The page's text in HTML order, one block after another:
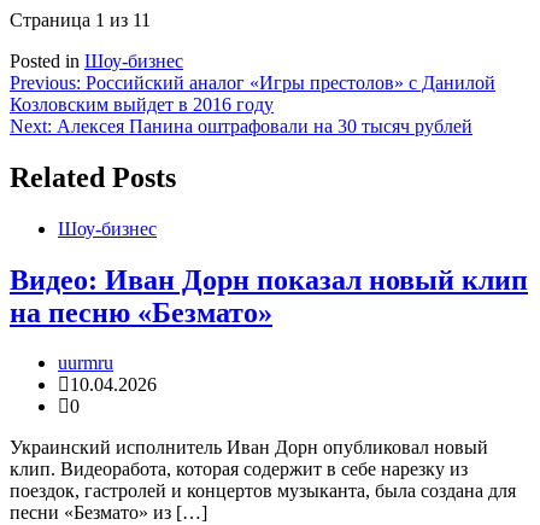
Страница 1 из 11
Posted in Шоу-бизнес
Навигация
по
Previous: Российский аналог «Игры престолов» с Данилой
Козловским выйдет в 2016 году
Next: Алексея Панина оштрафовали на 30 тысяч рублей
Related Posts
Шоу-бизнес
Видео: Иван Дорн показал новый клип
на песню «Безмато»
uurmru
10.04.2026
0
Украинский исполнитель Иван Дорн опубликовал новый
клип. Видеоработа, которая содержит в себе нарезку из
поездок, гастролей и концертов музыканта, была создана для
песни «Безмато» из […]